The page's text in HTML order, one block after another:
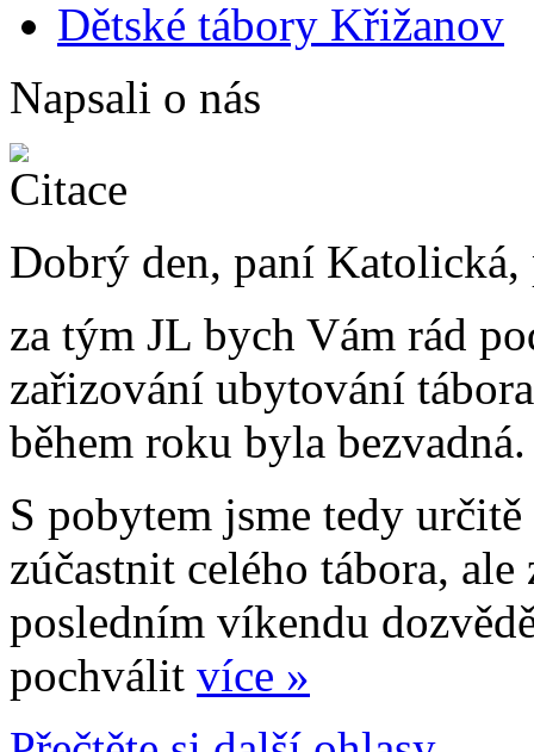
Dětské tábory Křižanov
Napsali o nás
Dobrý den, paní Katolická,
za tým JL bych Vám rád
zařizování ubytování
během roku byla bezvadná.
S pobytem jsme tedy
zúčastnit celého tábora,
posledním víkendu
pochválit více »